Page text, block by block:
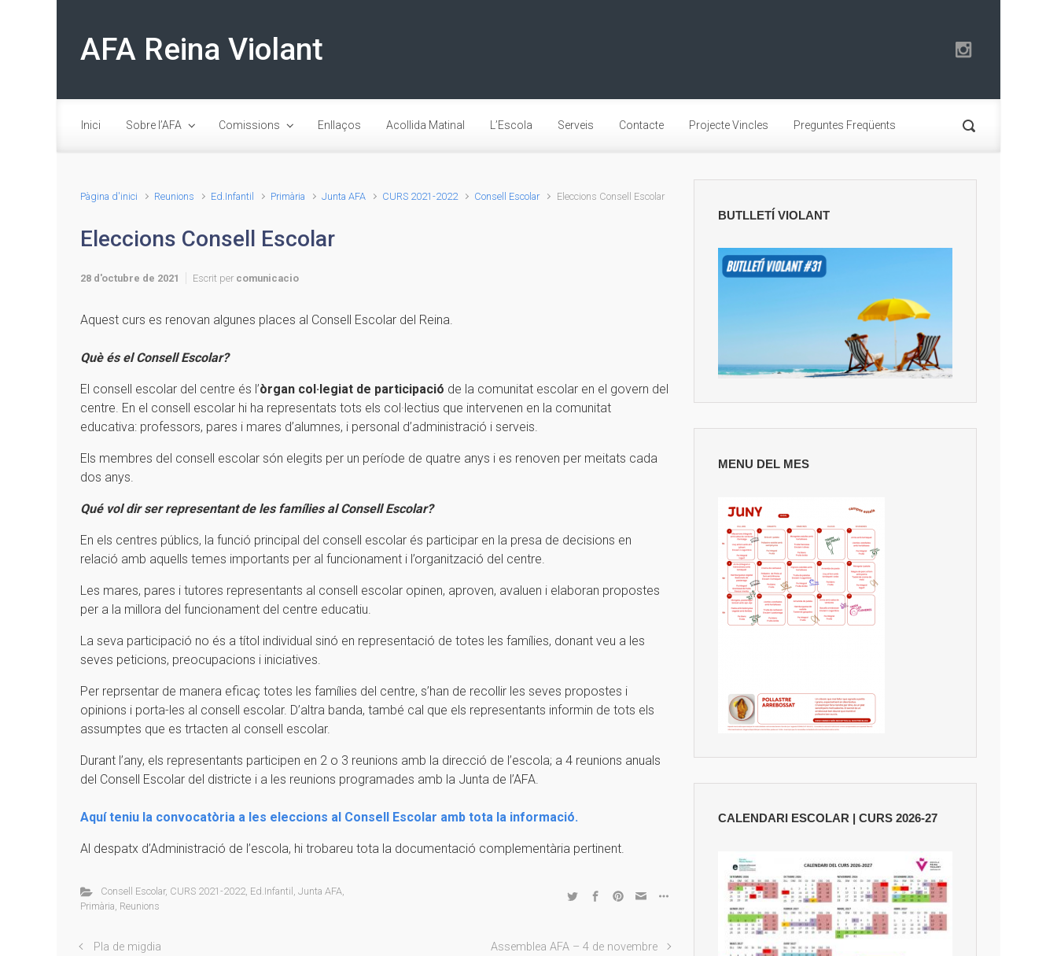
AFA Reina Violant
Inici Sobre l’AFA Comissions Enllaços Acollida Matinal L’Escola Serveis Contacte Projecte Vincles Preguntes Freqüents
Pàgina d'inici Reunions Ed.Infantil Primària Junta AFA CURS 2021-2022 Consell Escolar Eleccions Consell Escolar
Eleccions Consell Escolar
28 d'octubre de 2021 Escrit per comunicacio
Aquest curs es renovan algunes places al Consell Escolar del Reina.
Què és el Consell Escolar?
El consell escolar del centre és l’òrgan col·legiat de participació de la comunitat escolar en el govern del
centre. En el consell escolar hi ha representats tots els col·lectius que intervenen en la comunitat
educativa: professors, pares i mares d’alumnes, i personal d’administració i serveis.
Els membres del consell escolar són elegits per un període de quatre anys i es renoven per meitats cada
dos anys.
Qué vol dir ser representant de les famílies al Consell Escolar?
En els centres públics, la funció principal del consell escolar és participar en la presa de decisions en
relació amb aquells temes importants per al funcionament i l’organització del centre.
Les mares, pares i tutores representants al consell escolar opinen, aproven, avaluen i elaboran propostes
per a la millora del funcionament del centre educatiu.
La seva participació no és a títol individual sinó en representació de totes les famílies, donant veu a les
seves peticions, preocupacions i iniciatives.
Per reprsentar de manera eficaç totes les famílies del centre, s’han de recollir les seves propostes i
opinions i porta-les al consell escolar. D’altra banda, també cal que els representants informin de tots els
assumptes que es trtacten al consell escolar.
Durant l’any, els representants participen en 2 o 3 reunions amb la direcció de l’escola; a 4 reunions anuals
del Consell Escolar del districte i a les reunions programades amb la Junta de l’AFA.
Aquí teniu la convocatòria a les eleccions al Consell Escolar amb tota la informació.
Al despatx d’Administració de l’escola, hi trobareu tota la documentació complementària pertinent.
Consell Escolar, CURS 2021-2022, Ed.Infantil , Junta AFA,
Primària, Reunions
Pla de migdia Assemblea AFA – 4 de novembre
BUTLLETÍ VIOLANT
MENU DEL MES
CALENDARI ESCOLAR | CURS 2026-27